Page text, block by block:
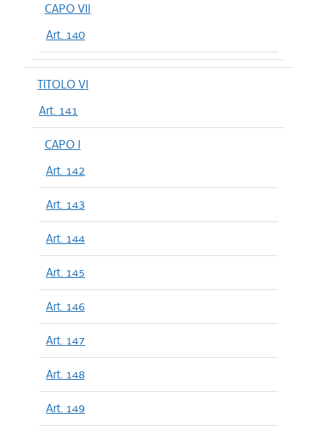
CAPO VII
Art. 140
TITOLO VI
Art. 141
CAPO I
Art. 142
Art. 143
Art. 144
Art. 145
Art. 146
Art. 147
Art. 148
Art. 149